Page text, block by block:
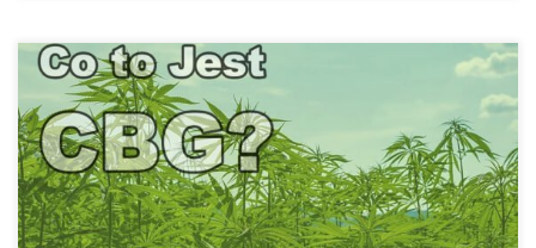
CBG Oraz Efekty Jego Stosowania Kannabigerol, zwany CBG jest
mniej […]